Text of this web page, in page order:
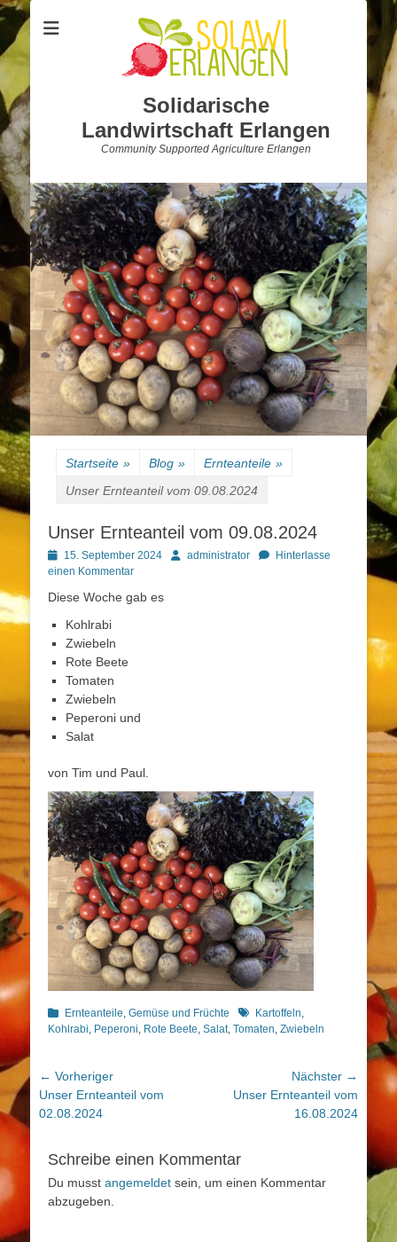
Solidarische
Landwirtschaft Erlangen
Community Supported Agriculture Erlangen
Startseite » Blog » Ernteanteile »
Unser Ernteanteil vom 09.08.2024
Unser Ernteanteil vom 09.08.2024
Posted
on
15. September 2024 Autoradministrator
Hinterlasse
einen Kommentar
Diese Woche gab es
Kohlrabi
Zwiebeln
Rote Beete
Tomaten
Zwiebeln
Peperoni und
Salat
von Tim und Paul.
Kategorien
Ernteanteile, Gemüse und Früchte Schlagworte
Kartoffeln,
Kohlrabi, Peperoni, Rote Beete, Salat, Tomaten, Zwiebeln
Beitragsnavigation
← Vorheriger
Vorheriger
Beitrag:
Unser Ernteanteil vom
02.08.2024
Nächster →
NächsterUnser Ernteanteil vom
16.08.2024
Schreibe einen Kommentar
Du musst angemeldet sein, um einen Kommentar
abzugeben.